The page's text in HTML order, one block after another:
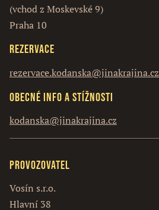
(vchod z Moskevské 9)
Praha 10
Rezervace
rezervace.kodanska@jinakrajina.cz
Obecné info a stížnosti
kodanska@jinakrajina.cz
Provozovatel
Vosín s.r.o.
Hlavní 38